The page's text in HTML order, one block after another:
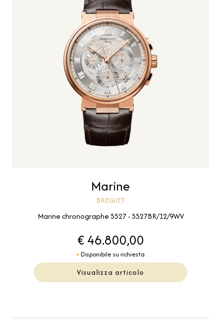
Marine
BREGUET
Marine chronographe 5527 - 5527BR/12/9WV
€ 46.800,00
Disponibile su richiesta
Visualizza articolo